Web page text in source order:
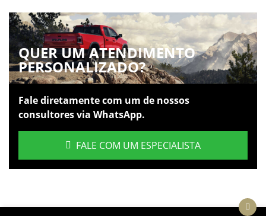
QUER UM ATENDIMENTO
PERSONALIZADO?
Fale diretamente com um de nossos
consultores via WhatsApp.
FALE COM UM ESPECIALISTA